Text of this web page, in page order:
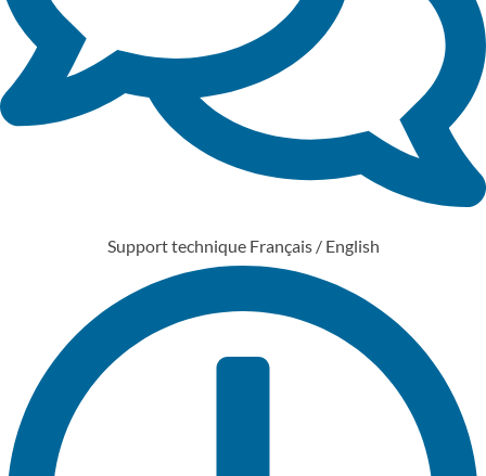
Support technique Français / English